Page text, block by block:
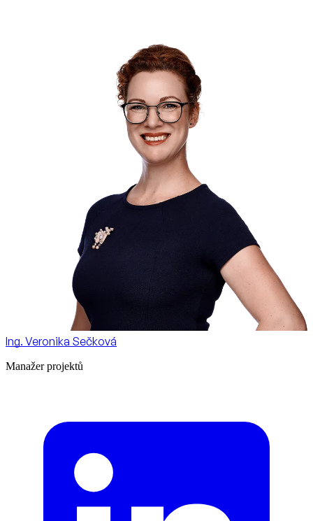
Ing. Veronika Sečková
Manažer projektů